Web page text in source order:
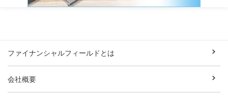
ファイナンシャルフィールドとは
会社概要